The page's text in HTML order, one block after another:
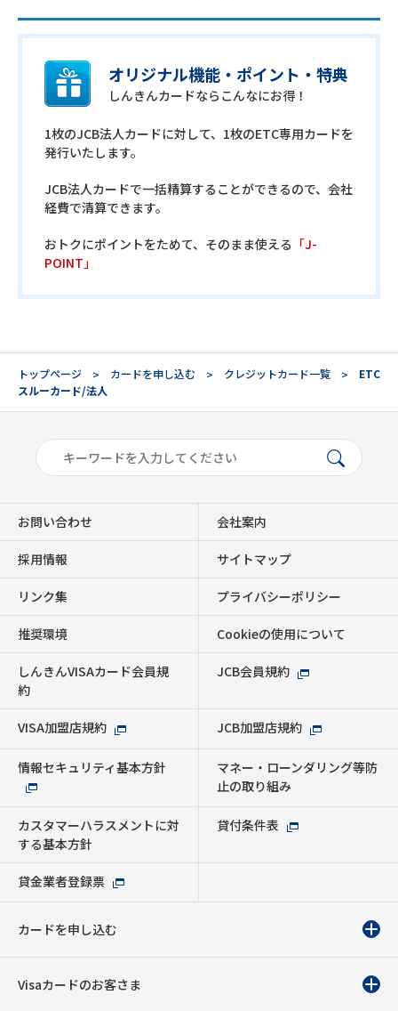
オリジナル機能・ポイント・特典
しんきんカードならこんなにお得！
1枚のJCB法人カードに対して、1枚のETC専用カードを
発行いたします。
JCB法人カードで一括精算することができるので、会社
経費で清算できます。
おトクにポイントをためて、そのまま使える 「J-
POINT」
トップページ カードを申し込む クレジットカード一覧
ETC
スルーカード/法人
お問い合わせ 会社案内
採用情報 サイトマップ
リンク集 プライバシーポリシー
推奨環境 Cookieの使用について
しんきんVISAカード会員規
約
JCB会員規約
VISA加盟店規約 JCB加盟店規約
情報セキュリティ基本方針
マネー・ローンダリング等防
止の取り組み
カスタマーハラスメントに対
する基本方針
貸付条件表
貸金業者登録票
カードを申し込む
Visaカードのお客さま